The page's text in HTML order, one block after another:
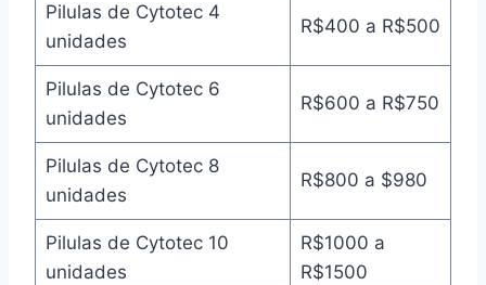
Pilulas de Cytotec 4
unidades
R$400 a R$500
Pilulas de Cytotec 6
unidades
R$600 a R$750
Pilulas de Cytotec 8
unidades
R$800 a $980
Pilulas de Cytotec 10
unidades
R$1000 a
R$1500